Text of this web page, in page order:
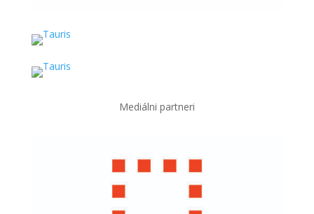
Mediálni partneri